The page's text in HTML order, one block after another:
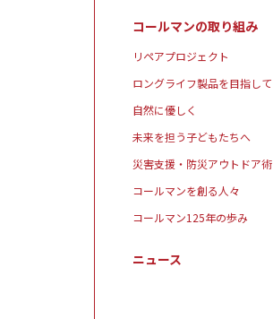
コールマンの取り組み
リペアプロジェクト
ロングライフ製品を目指して
自然に優しく
未来を担う子どもたちへ
災害支援・防災アウトドア術
コールマンを創る人々
コールマン125年の歩み
ニュース